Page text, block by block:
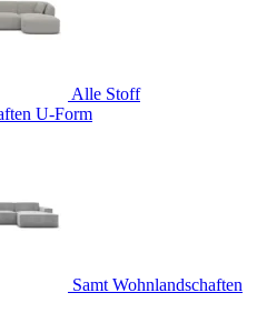
Alle Stoff
U-Form
Samt Wohnlandschaften